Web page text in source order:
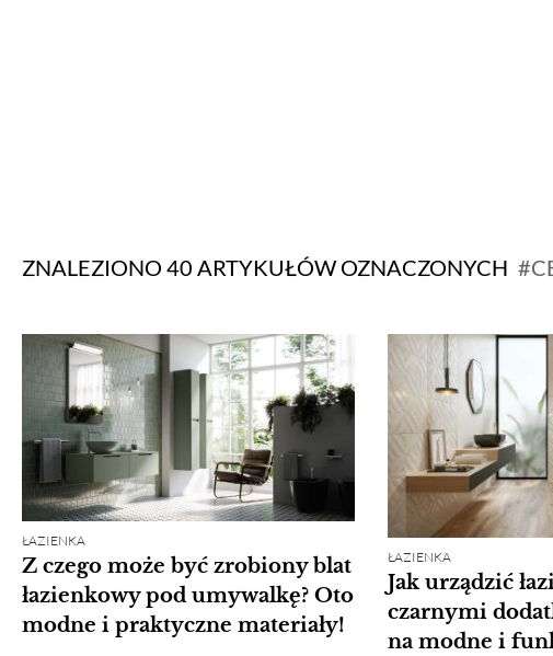
ZNALEZIONO 40 ARTYKUŁÓWOZNACZONYCH
ŁAZIENKA
Z czego może być zrobiony blat
łazienkowy pod umywalkę? Oto
modne i praktyczne materiały!
ŁAZIENKA
Jak urządzić
czarnymi
na modne i